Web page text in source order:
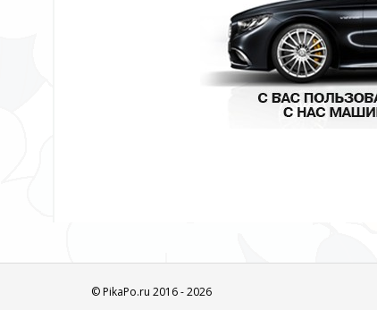
© PikaPo.ru 2016 - 2026